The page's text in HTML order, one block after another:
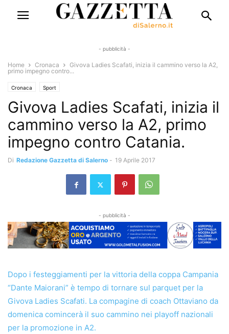
- pubblicità -
Home Cronaca
Givova Ladies Scafati, inizia il cammino verso la A2,
primo impegno contro...
Cronaca Sport
Givova Ladies Scafati, inizia il
cammino verso la A2, primo
impegno contro Catania.
Di Redazione Gazzetta di Salerno - 19 Aprile 2017
- pubblicità -
Dopo i festeggiamenti per la vittoria della coppa Campania
“Dante Maiorani” è tempo di tornare sul parquet per la
Givova Ladies Scafati. La compagine di coach Ottaviano da
domenica comincerà il suo cammino nei playoff nazionali
per la promozione in A2.